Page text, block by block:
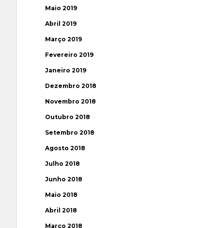
Maio 2019
Abril 2019
Março 2019
Fevereiro 2019
Janeiro 2019
Dezembro 2018
Novembro 2018
Outubro 2018
Setembro 2018
Agosto 2018
Julho 2018
Junho 2018
Maio 2018
Abril 2018
Março 2018